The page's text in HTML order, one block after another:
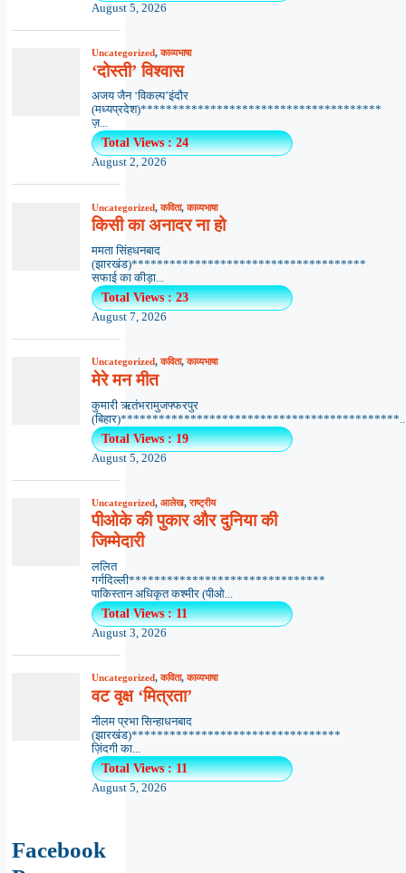
August 5, 2026
Uncategorized,काव्यभाषा
‘दोस्ती’ विश्वास
अजय जैन ‘विकल्प’इंदौर
(मध्यप्रदेश)**************************************
ज़...
Total Views : 24
August 2, 2026
Uncategorized,कविता,काव्यभाषा
किसी का अनादर ना हो
ममता सिंहधनबाद
(झारखंड)*************************************
सफाई का कीड़ा...
Total Views : 23
August 7, 2026
Uncategorized,कविता,काव्यभाषा
मेरे मन मीत
कुमारी ऋतंभरामुजफ्फरपुर
Total Views : 19
August 5, 2026
Uncategorized, आलेख,राष्ट्रीय
पीओके की पुकार और दुनिया की
जिम्मेदारी
ललित
गर्गदिल्ली*******************************
पाकिस्तान अधिकृत कश्मीर (पीओ...
Total Views : 11
August 3, 2026
Uncategorized,कविता,काव्यभाषा
वट वृक्ष ‘मित्रता’
नीलम प्रभा सिन्हाधनबाद
(झारखंड)*********************************
ज़िंदगी का...
Total Views : 11
August 5, 2026
Facebook